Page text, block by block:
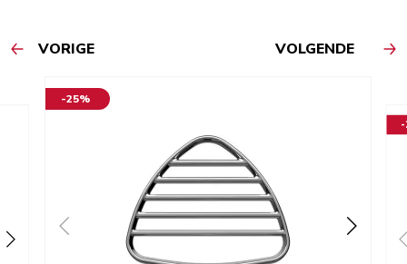
VORIGE VOLGENDE
-25%
-